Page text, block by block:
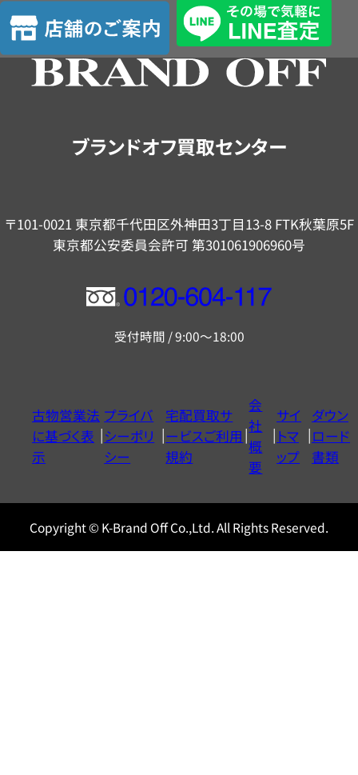
定
店
舗
の
ブランドオフ買取センター
〒101-0021 東京都千代田区外神田3丁目13-8 FTK秋葉原5F
東京都公安委員会許可 第301061906960号
フ
ー
ヤ
ル
0120604117
受付時間 / 9:00～18:00
古物営業法
に基づく表
示
プライバ
シーポリ
シー
宅配買取サ
ービスご利用
規約
会
社
概
要
サイ
トマ
ップ
ダウン
ロード
書類
Copyright © K-Brand Off Co.,Ltd. All Rights Reserved.